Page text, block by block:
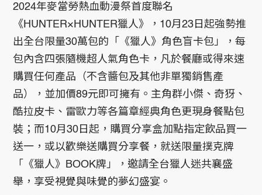
2024年麥當勞熱血動漫祭首度聯名
《HUNTER×HUNTER獵人》，10月23日起強勢推
出全台限量30萬包的「《獵人》角色盲卡包」，每
包內含四張隨機超人氣角色卡，凡於餐廳或得來速
購買任何產品（不含醬包及其他非單獨銷售產
品），並加價89元即可擁有。主角群小傑、奇犽、
酷拉皮卡、雷歐力等各篇章經典角色更現身餐點包
裝；而10月30日起，購買分享盒加點指定飲品買一
送一，或以歡樂送購買分享餐，就送限量撲克牌
「《獵人》BOOK牌」，邀請全台獵人迷共襄盛
舉，享受視覺與味覺的夢幻盛宴。